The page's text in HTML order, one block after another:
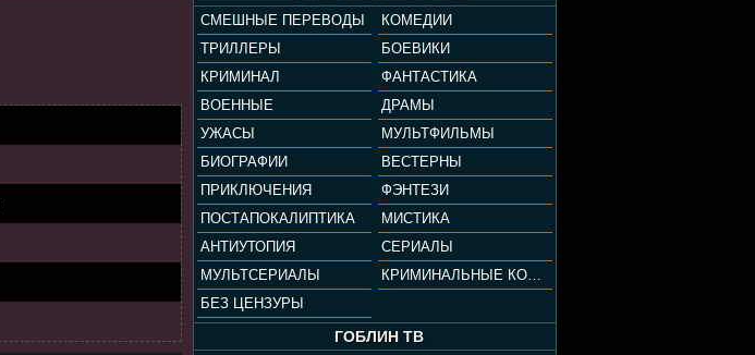
СМЕШНЫЕ ПЕРЕВОДЫ
КОМЕДИИ
ТРИЛЛЕРЫ
БОЕВИКИ
КРИМИНАЛ
ФАНТАСТИКА
ВОЕННЫЕ
ДРАМЫ
УЖАСЫ
МУЛЬТФИЛЬМЫ
БИОГРАФИИ
ВЕСТЕРНЫ
ПРИКЛЮЧЕНИЯ
ФЭНТЕЗИ
ПОСТАПОКАЛИПТИКА
МИСТИКА
АНТИУТОПИЯ
СЕРИАЛЫ
МУЛЬТСЕРИАЛЫ
КРИМИНАЛЬНЫЕ КОМЕДИИ
БЕЗ ЦЕНЗУРЫ
ГОБЛИН ТВ